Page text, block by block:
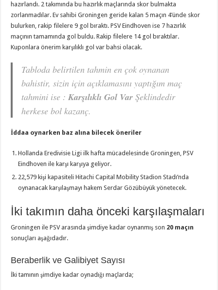
hazırlandı. 2 takımında bu hazırlık maçlarında skor bulmakta
zorlanmadılar. Ev sahibi Groningen geride kalan 5 maçın 4’ünde skor
bulurken, rakip filelere 9 gol bıraktı. PSV Eindhoven ise 7 hazırlık
maçının tamamında gol buldu. Rakip filelere 14 gol bıraktılar.
Kuponlara önerim karşılıklı gol var bahsi olacak.
Tabloda belirtilen tahmin en çok oynanan
bahistir, sizin için açıklamasını yaptığım maç
tahmini ise :Karşılıklı Gol VarŞeklindedir
herkese bol kazanç.
İddaa oynarken baz alına bilecek öneriler
Hollanda Eredivisie Ligi ilk hafta mücadelesinde Groningen, PSV
Eindhoven ile karşı karşıya geliyor.
22,579 kişi kapasiteli Hitachi Capital Mobility Stadion Stadı’nda
oynanacak karşılaşmayı hakem Serdar Gözübüyük yönetecek.
İki takımın daha önceki karşılaşmaları
Groningen ile PSV arasında şimdiye kadar oynanmış son 20 maçın
sonuçları aşağıdadır.
Beraberlik ve Galibiyet Sayısı
İki tamının şimdiye kadar oynadığı maçlarda;